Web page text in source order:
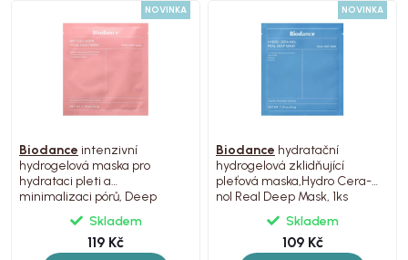
NOVINKA
Biodance intenzivní
hydrogelová maska pro
hydrataci pleti a
minimalizaci pórů, Deep
Skladem
119 Kč
NOVINKA
Biodance hydratační
hydrogelová zklidňující
pleťová maska,Hydro Cera-
nol Real Deep Mask, 1ks
Skladem
109 Kč